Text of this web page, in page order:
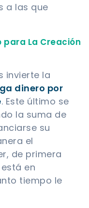
a las que
La Creación
invierte la
dinero por
. Este último se
la suma de
su
el
de primera
en
tiempo le